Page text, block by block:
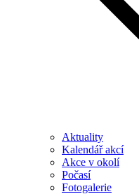
Aktuality
Kalendář akcí
Akce v okolí
Počasí
Fotogalerie